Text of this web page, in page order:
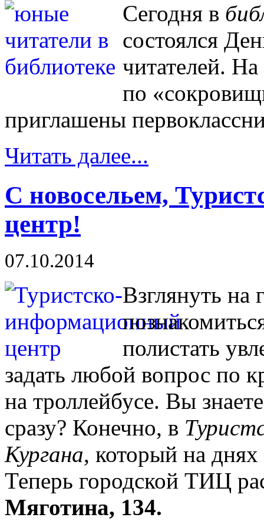
Сегодня в
состоялся
читателей.
по
приглашены
Читать далее...
С новосельем,
центр!
07.10.2014
Взглянуть на
полистать
задать любой вопрос по
на троллейбусе. Вы
сразу? Конечно, в
Кургана, который на днях
Теперь городской ТИЦ
Мяготина, 134.